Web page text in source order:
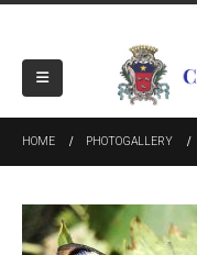
HOME PHOTOGALLERY